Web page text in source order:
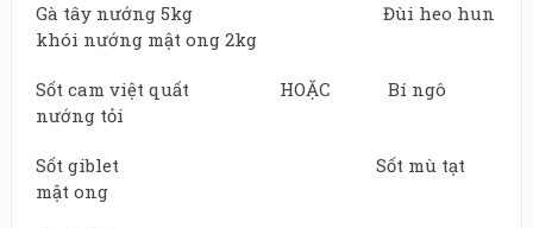
Gà tây nướng 5kg Đùi heo hun
khói nướng mật ong 2kg
Sốt cam việt quất HOẶC Bí ngô
nướng tỏi
Sốt giblet Sốt mù tạt
mật ong